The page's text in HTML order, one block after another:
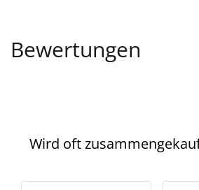
Bewertungen
Wird oft